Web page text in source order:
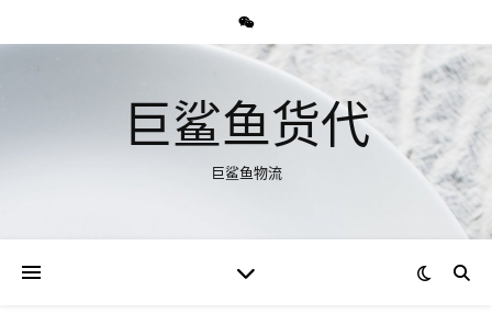
巨鲨鱼货代
巨鲨鱼物流